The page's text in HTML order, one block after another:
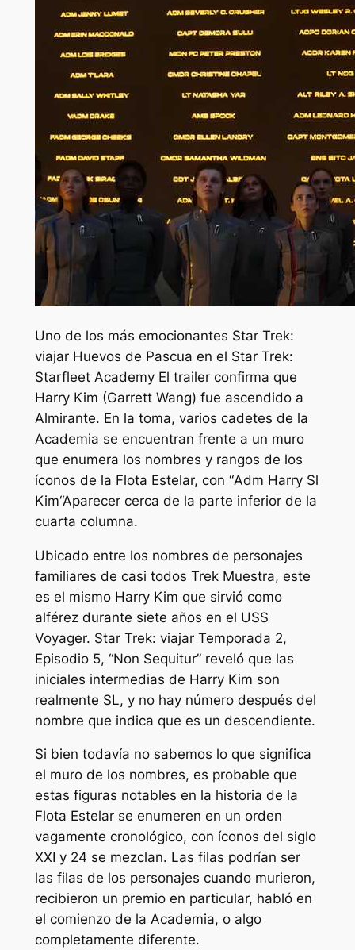
Uno de los más emocionantes Star Trek:
viajarHuevos de Pascua en el Star Trek:
Starfleet AcademyEl trailer confirma que
Harry Kim (Garrett Wang) fue ascendido a
Almirante. En la toma, varios cadetes de la
Academia se encuentran frente a un muro
que enumera los nombres y rangos de los
íconos de la Flota Estelar, con “Adm Harry Sl
Kim“Aparecer cerca de la parte inferior de la
cuarta columna.
Ubicado entre los nombres de personajes
familiares de casi todos TrekMuestra, este
es el mismo Harry Kim que sirvió como
alférez durante siete años en el USS
Voyager. Star Trek: viajarTemporada 2,
Episodio 5, “Non Sequitur” reveló que las
iniciales intermedias de Harry Kim son
realmente SL, y no hay número después del
nombre que indica que es un descendiente.
Si bien todavía no sabemos lo que significa
el muro de los nombres, es probable que
estas figuras notables en la historia de la
Flota Estelar se enumeren en un orden
vagamente cronológico, con íconos del siglo
XXI y 24 se mezclan. Las filas podrían ser
las filas de los personajes cuando murieron,
recibieron un premio en particular, habló en
el comienzo de la Academia, o algo
completamente diferente.